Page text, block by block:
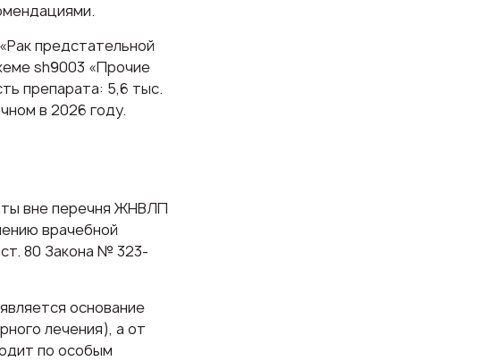
предстательной
sh9003 «Прочие
препарата: 5,6 тыс.
в 2026 году.
вне перечня ЖНВЛП
врачебной
80 Закона № 323-
основание
лечения), а от
по особым